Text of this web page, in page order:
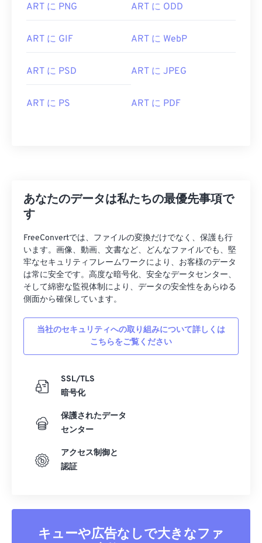
ART に PNG ART に ODD
ART に GIF ART に WebP
ART に PSD ART に JPEG
ART に PS ART に PDF
あなたのデータは私たちの最優先事項で
す
FreeConvertでは、ファイルの変換だけでなく、保護も行
います。画像、動画、文書など、どんなファイルでも、堅
牢なセキュリティフレームワークにより、お客様のデータ
は常に安全です。高度な暗号化、安全なデータセンター、
そして綿密な監視体制により、データの安全性をあらゆる
側面から確保しています。
当社のセキュリティへの取り組みについて詳しくは
こちらをご覧ください
SSL/TLS
暗号化
保護されたデータ
センター
アクセス制御と
認証
キューや広告なしで大きなファ